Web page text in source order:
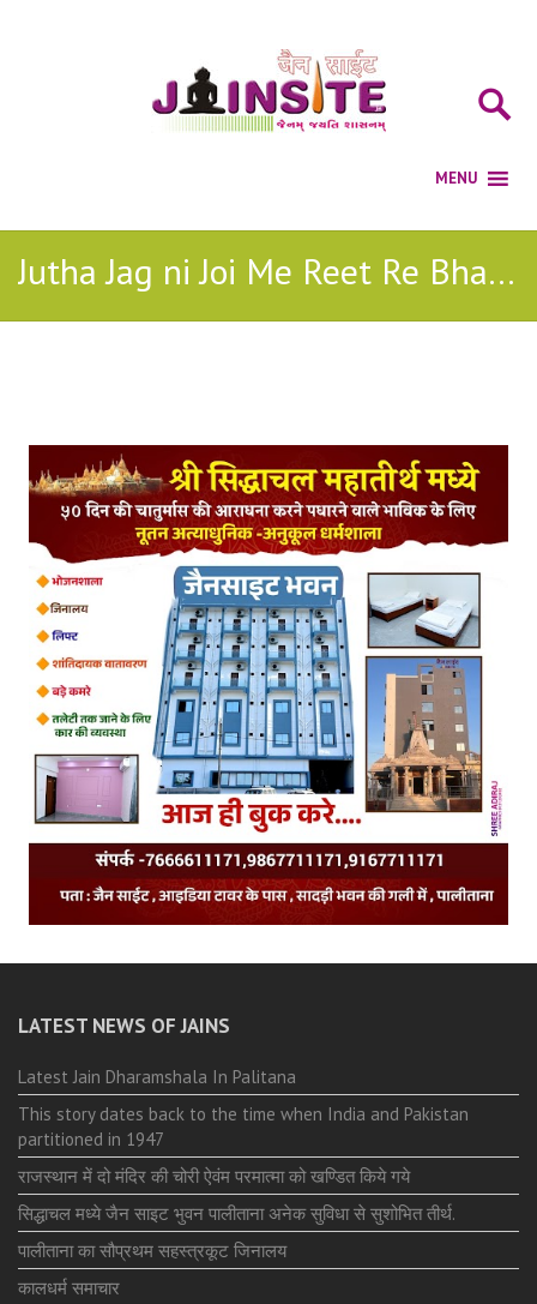
Jutha Jag ni Joi Me Reet Re Bhajan
LATEST NEWS OF JAINS
Latest Jain Dharamshala In Palitana
This story dates back to the time when India and Pakistan
partitioned in 1947
राजस्थान में दो मंदिर की चोरी ऐवंम परमात्मा को खण्डित किये गये
सिद्धाचल मध्ये जैन साइट भुवन पालीताना अनेक सुविधा से सुशोभित तीर्थ.
पालीताना का सौप्रथम सहस्त्रकूट जिनालय
कालधर्म समाचार